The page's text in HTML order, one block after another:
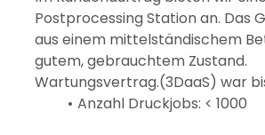
Postprocessing Station an. Das
aus einem mittelständischem
gutem, gebrauchtem Zustand.
Wartungsvertrag.(3DaaS) war
Anzahl Druckjobs: < 1000